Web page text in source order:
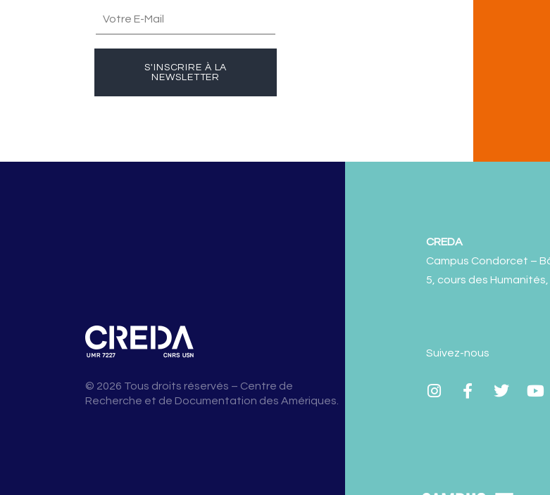
S'INSCRIRE À LA
NEWSLETTER
© 2026 Tous droits réservés – Centre de
Recherche et de Documentation des Amériques.
CREDA
Campus Condorcet –
5, cours des
Suivez-nous